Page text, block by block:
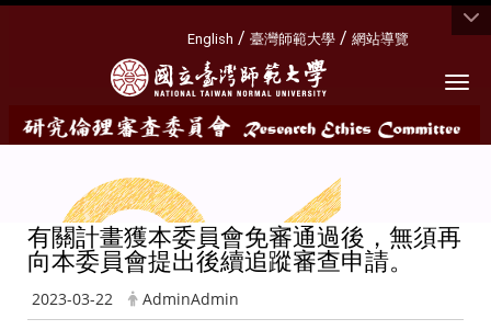
English / 臺灣師範大學 / 網站導覽
有關計畫獲本委員會免審通過後，無須再
向本委員會提出後續追蹤審查申請。
2023-03-22 AdminAdmin